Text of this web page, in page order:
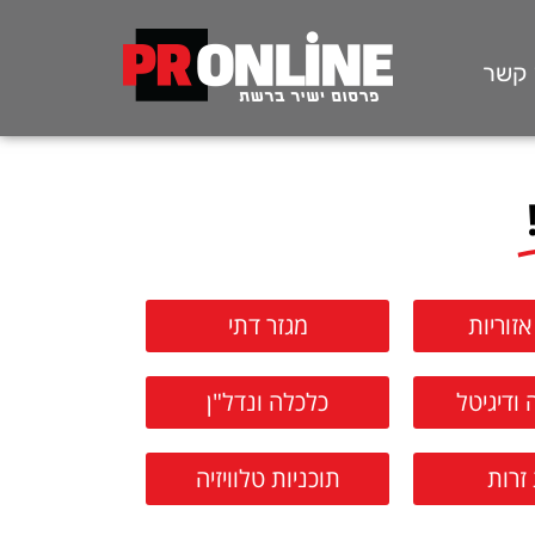
קשר
מגזר דתי
ודיגיטל כלכלה ונדל"ן
תוכניות טלוויזיה